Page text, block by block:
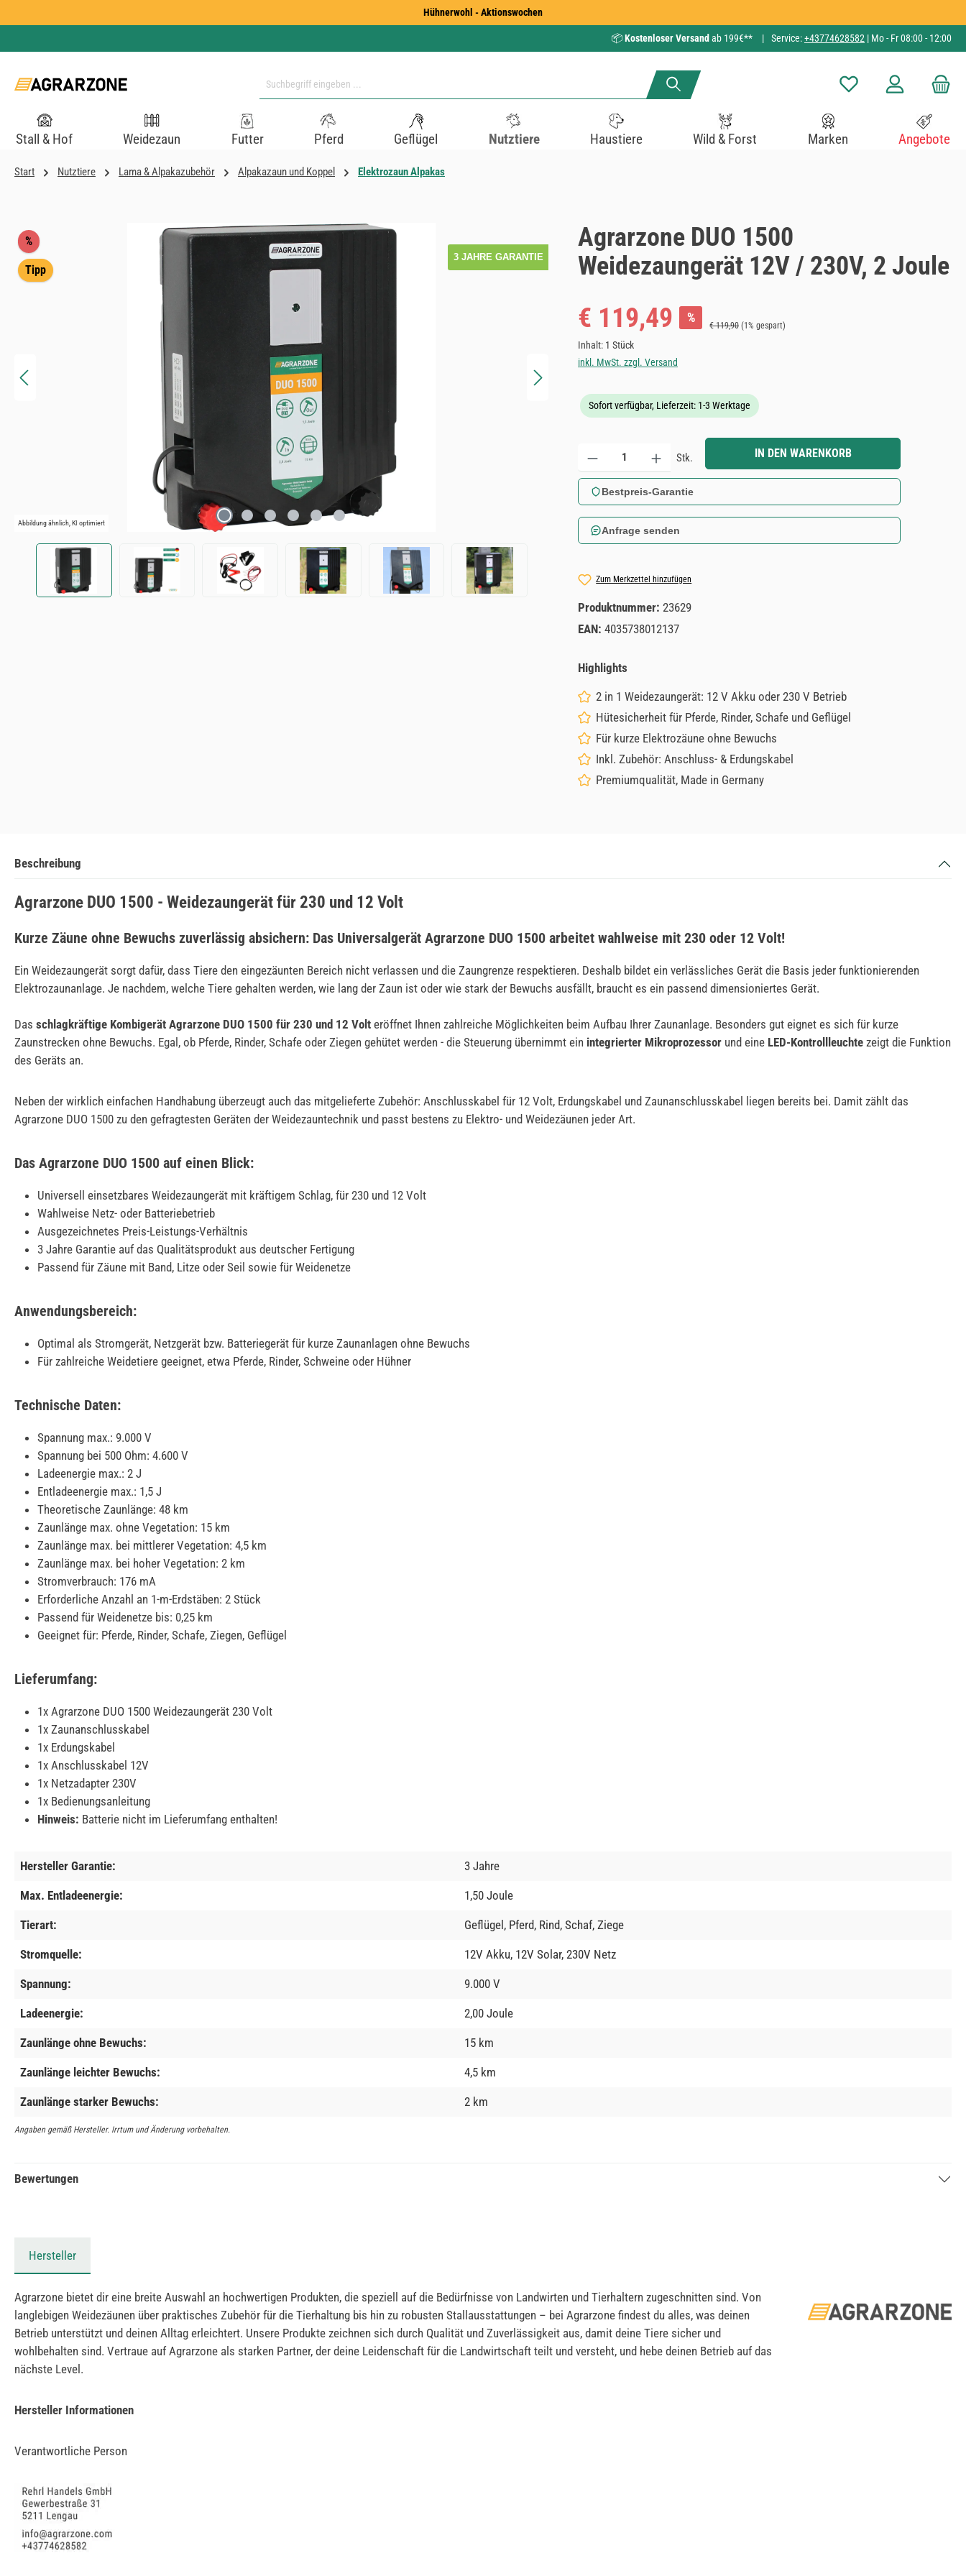
Hühnerwohl - Aktionswochen
📦Kostenloser Versand ab 199€** | Service:+43774628582 | Mo - Fr 08:00 - 12:00
Du hast 0 Produkte auf
Stall & Hof Weidezaun Futter Pferd Geflügel Nutztiere Haustiere Wild & Forst Marken Angebote
Start Nutztiere Lama & Alpakazubehör Alpakazaun und Koppel Elektrozaun Alpakas
Bildergalerie überspringen
3 JAHRE GARANTIE
%Rabatt
Tipp
Abbildung ähnlich, KI optimiert
Agrarzone DUO 1500
Weidezaungerät 12V / 230V, 2 Joule
Verkaufspreis:
€ 119,49 % Regulärer Preis:
€ 119,90 (1% gespart)
Inhalt: 1 Stück
inkl. MwSt. zzgl. Versand
Sofort verfügbar, Lieferzeit: 1-3 Werktage
Produkt Anzahl: Gib den gewünschten Wert ein oder benutze die Schaltflächen um die Anzahl zu
Stk. IN DEN WARENKORB
Bestpreis-Garantie
Anfrage senden
Zum Merkzettel hinzufügen
Produktnummer: 23629
EAN: 4035738012137
Highlights
2 in 1 Weidezaungerät: 12 V Akku oder 230 V Betrieb
Hütesicherheit für Pferde, Rinder, Schafe und Geflügel
Für kurze Elektrozäune ohne Bewuchs
Inkl. Zubehör: Anschluss- & Erdungskabel
Premiumqualität, Made in Germany
Beschreibung
Agrarzone DUO 1500 - Weidezaungerät für 230 und 12 Volt
Kurze Zäune ohne Bewuchs zuverlässig absichern: Das Universalgerät Agrarzone DUO 1500 arbeitet wahlweise mit 230 oder 12 Volt!
Ein Weidezaungerät sorgt dafür, dass Tiere den eingezäunten Bereich nicht verlassen und die Zaungrenze respektieren. Deshalb bildet ein verlässliches Gerät die Basis jeder funktionierenden
Elektrozaunanlage. Je nachdem, welche Tiere gehalten werden, wie lang der Zaun ist oder wie stark der Bewuchs ausfällt, braucht es ein passend dimensioniertes Gerät.
Das schlagkräftige Kombigerät Agrarzone DUO 1500 für 230 und 12 Volt eröffnet Ihnen zahlreiche Möglichkeiten beim Aufbau Ihrer Zaunanlage. Besonders gut eignet es sich für kurze
Zaunstrecken ohne Bewuchs. Egal, ob Pferde, Rinder, Schafe oder Ziegen gehütet werden - die Steuerung übernimmt ein integrierter Mikroprozessor und eine LED-Kontrollleuchte zeigt die Funktion
des Geräts an.
Neben der wirklich einfachen Handhabung überzeugt auch das mitgelieferte Zubehör: Anschlusskabel für 12 Volt, Erdungskabel und Zaunanschlusskabel liegen bereits bei. Damit zählt das
Agrarzone DUO 1500 zu den gefragtesten Geräten der Weidezauntechnik und passt bestens zu Elektro- und Weidezäunen jeder Art.
Das Agrarzone DUO 1500 auf einen Blick:
Universell einsetzbares Weidezaungerät mit kräftigem Schlag, für 230 und 12 Volt
Wahlweise Netz- oder Batteriebetrieb
Ausgezeichnetes Preis-Leistungs-Verhältnis
3 Jahre Garantie auf das Qualitätsprodukt aus deutscher Fertigung
Passend für Zäune mit Band, Litze oder Seil sowie für Weidenetze
Anwendungsbereich:
Optimal als Stromgerät, Netzgerät bzw. Batteriegerät für kurze Zaunanlagen ohne Bewuchs
Für zahlreiche Weidetiere geeignet, etwa Pferde, Rinder, Schweine oder Hühner
Technische Daten:
Spannung max.: 9.000 V
Spannung bei 500 Ohm: 4.600 V
Ladeenergie max.: 2 J
Entladeenergie max.: 1,5 J
Theoretische Zaunlänge: 48 km
Zaunlänge max. ohne Vegetation: 15 km
Zaunlänge max. bei mittlerer Vegetation: 4,5 km
Zaunlänge max. bei hoher Vegetation: 2 km
Stromverbrauch: 176 mA
Erforderliche Anzahl an 1-m-Erdstäben: 2 Stück
Passend für Weidenetze bis: 0,25 km
Geeignet für: Pferde, Rinder, Schafe, Ziegen, Geflügel
Lieferumfang:
1x Agrarzone DUO 1500 Weidezaungerät 230 Volt
1x Zaunanschlusskabel
1x Erdungskabel
1x Anschlusskabel 12V
1x Netzadapter 230V
1x Bedienungsanleitung
Hinweis: Batterie nicht im Lieferumfang enthalten!
Hersteller Garantie: 3 Jahre
Max. Entladeenergie: 1,50 Joule
Tierart: Geflügel, Pferd, Rind, Schaf, Ziege
Stromquelle: 12V Akku, 12V Solar, 230V Netz
Spannung: 9.000 V
Ladeenergie: 2,00 Joule
Zaunlänge ohne Bewuchs: 15 km
Zaunlänge leichter Bewuchs: 4,5 km
Zaunlänge starker Bewuchs: 2 km
Angaben gemäß Hersteller. Irrtum und Änderung vorbehalten.
Bewertungen
Hersteller
Agrarzone bietet dir eine breite Auswahl an hochwertigen Produkten, die speziell auf die Bedürfnisse von Landwirten und Tierhaltern zugeschnitten sind. Von
langlebigen Weidezäunen über praktisches Zubehör für die Tierhaltung bis hin zu robusten Stallausstattungen – bei Agrarzone findest du alles, was deinen
Betrieb unterstützt und deinen Alltag erleichtert. Unsere Produkte zeichnen sich durch Qualität und Zuverlässigkeit aus, damit deine Tiere sicher und
wohlbehalten sind. Vertraue auf Agrarzone als starken Partner, der deine Leidenschaft für die Landwirtschaft teilt und versteht, und hebe deinen Betrieb auf das
nächste Level.
Hersteller Informationen
Verantwortliche Person